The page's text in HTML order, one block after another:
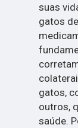
suas
gatos
gatos,
outros,
saúde.